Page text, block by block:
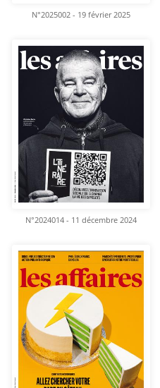
N°2025002 - 19 février 2025
N°2024014 - 11 décembre 2024